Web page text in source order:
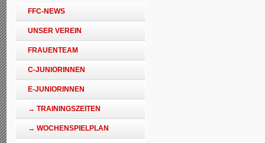
FFC-NEWS
UNSER VEREIN
FRAUENTEAM
C-JUNIORINNEN
E-JUNIORINNEN
→ TRAININGSZEITEN
→ WOCHENSPIELPLAN